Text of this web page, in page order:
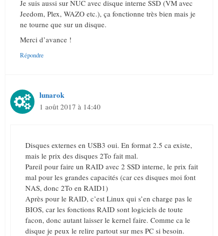
Je suis aussi sur NUC avec disque interne SSD (VM avec
Jeedom, Plex, WAZO etc.), ça fonctionne très bien mais je
ne tourne que sur un disque.
Merci d’avance !
Répondre
lunarok
1 août 2017 à 14:40
Disques externes en USB3 oui. En format 2.5 ca existe,
mais le prix des disques 2To fait mal.
Pareil pour faire un RAID avec 2 SSD interne, le prix fait
mal pour les grandes capacités (car ces disques moi font
NAS, donc 2To en RAID1)
Après pour le RAID, c’est Linux qui s’en charge pas le
BIOS, car les fonctions RAID sont logiciels de toute
facon, donc autant laisser le kernel faire. Comme ca le
disque je peux le relire partout sur mes PC si besoin.